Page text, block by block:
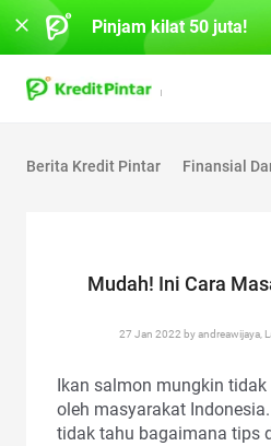
Berita Kredit Pintar Finansial
Mudah! Ini Cara
27 Jan 2022 by andreawijaya,
Ikan salmon mungkin
oleh masyarakat
tidak tahu bagaimana tips
Pinjam kilat 50 juta!